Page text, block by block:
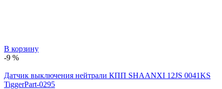
В корзину
-9 %
Датчик выключения нейтрали КПП SHAANXI 12JS 0041KS
TiggerPart-0295